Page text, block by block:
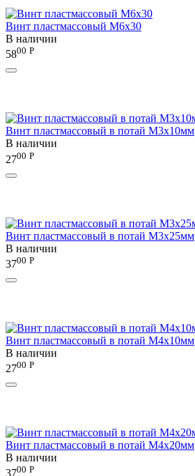
Винт пластмассовый M6x30
В наличии
5800 Р
Винт пластмассовый в потай М3х10мм
В наличии
2700 Р
Винт пластмассовый в потай М3х25мм
В наличии
3700 Р
Винт пластмассовый в потай М4х10мм
В наличии
2700 Р
Винт пластмассовый в потай М4х20мм
В наличии
3700 Р